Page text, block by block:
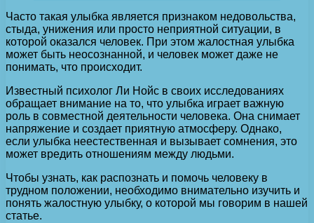
Часто такая улыбка является признаком недовольства,
стыда, унижения или просто неприятной ситуации, в
которой оказался человек. При этом жалостная улыбка
может быть неосознанной, и человек может даже не
понимать, что происходит.
Известный психолог Ли Нойс в своих исследованиях
обращает внимание на то, что улыбка играет важную
роль в совместной деятельности человека. Она снимает
напряжение и создает приятную атмосферу. Однако,
если улыбка неестественная и вызывает сомнения, это
может вредить отношениям между людьми.
Чтобы узнать, как распознать и помочь человеку в
трудном положении, необходимо внимательно изучить и
понять жалостную улыбку, о которой мы говорим в нашей
статье.